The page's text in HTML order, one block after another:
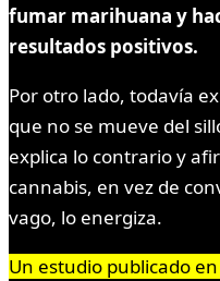
fumar marihuana y
resultados positivos.
Por otro lado, todavía
que no se mueve del
explica lo contrario y
cannabis, en vez de
vago, lo energiza.
Un estudio publicado en